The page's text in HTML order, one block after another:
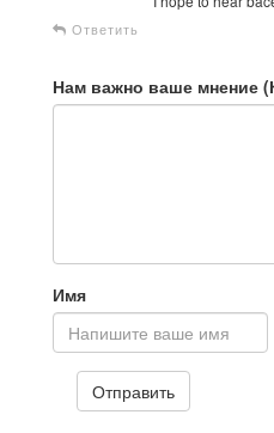
Ответить
Нам важно ваше мнение
Имя